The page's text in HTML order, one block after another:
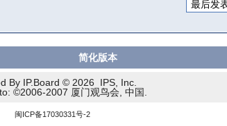
简化版本
By IP.Board © 2026 IPS, Inc.
©2006-2007 厦门观鸟会, 中国.
闽ICP备17030331号-2